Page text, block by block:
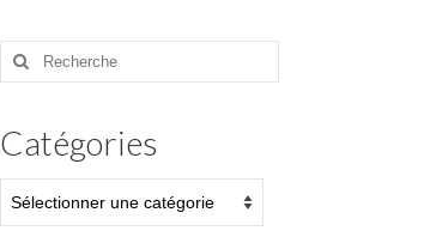
Rechercher
Catégories